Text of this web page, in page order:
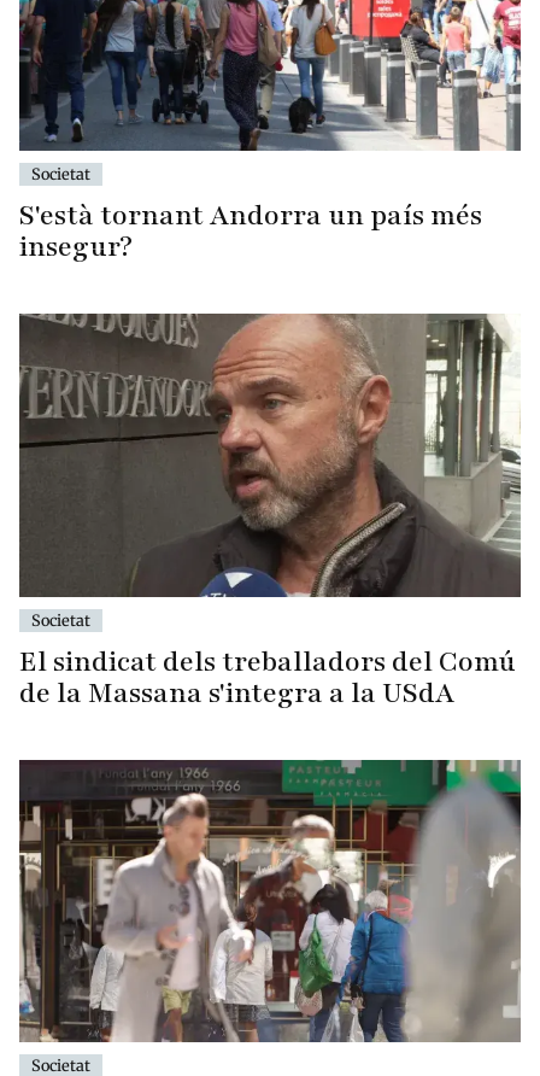
Societat
S'està tornant Andorra un país més
insegur?
Societat
El sindicat dels treballadors del Comú
de la Massana s'integra a la USdA
Societat